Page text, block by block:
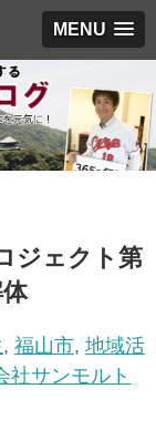
MENU
ジェクト第
, 福山市, 地域活
社サンモルト